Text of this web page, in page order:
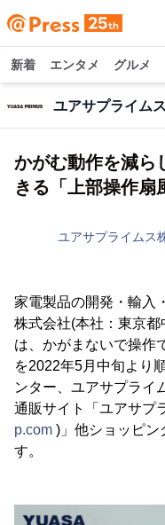
新着 エンタメ グルメ
ユアサプライム
かがむ動作を減ら
きる「上部操作扇
ユアサプライムス
家電製品の開発・輸入
株式会社(本社：東京
は、かがまないで操作
を2022年5月中旬より
ンター、ユアサプライ
通販サイト「ユアサプ
p.com )」他ショッピン
す。